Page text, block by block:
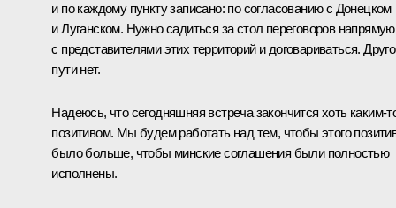
и по каждому пункту записано: по согласованию с Донецком
и Луганском. Нужно садиться за стол переговоров напрямую
с представителями этих территорий и договариваться.
пути нет.
Надеюсь, что сегодняшняя встреча закончится хоть
позитивом. Мы будем работать над тем, чтобы этого
было больше, чтобы минские соглашения были полностью
исполнены.